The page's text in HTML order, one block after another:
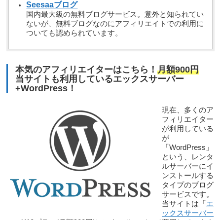
Seesaaブログ
国内最大級の無料ブログサービス。意外と知られてい
ないが、無料ブログなのにアフィリエイトでの利用に
ついても認められています。
本気のアフィリエイターはこちら！月額900円
当サイトも利用しているエックスサーバー
+WordPress！
現在、多くのア
フィリエイター
が利用している
が
「WordPress」
という、レンタ
ルサーバーにイ
ンストールする
タイプのブログ
サービスです。
当サイトは「 エ
ックスサーバー